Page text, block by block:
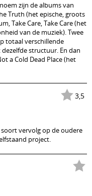
zijn de albums van
Truth (het epische, groots
Take Care, Take Care (het
van de muziek). Twee
totaal verschillende
structuur. En dan
a Cold Dead Place (het
3,5
vervolg op de oudere
project.